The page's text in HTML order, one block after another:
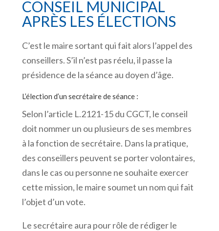
CONSEIL MUNICIPAL
APRÈS LES ÉLECTIONS
C’est le maire sortant qui fait alors l’appel des
conseillers. S’il n’est pas réelu, il passe la
présidence de la séance au doyen d’âge.
L’élection d’un secrétaire de séance:
Selon l’article L.2121-15 du CGCT, le conseil
doit nommer un ou plusieurs de ses membres
à la fonction de secrétaire. Dans la pratique,
des conseillers peuvent se porter volontaires,
dans le cas ou personne ne souhaite exercer
cette mission, le maire soumet un nom qui fait
l’objet d’un vote.
Le secrétaire aura pour rôle de rédiger le